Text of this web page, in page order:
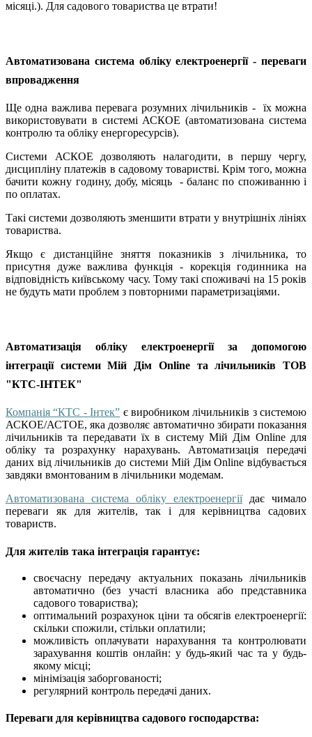
місяці.). Для садового товариства це втрати!
Автоматизована система обліку електроенергії - переваги
впровадження
Ще одна важлива перевага розумних лічильників - їх можна
використовувати в системі АСКОЕ (автоматизована система
контролю та обліку енергоресурсів).
Системи АСКОЕ дозволяють налагодити, в першу чергу,
дисципліну платежів в садовому товаристві. Крім того, можна
бачити кожну годину, добу, місяць - баланс по споживанню і
по оплатах.
Такі системи дозволяють зменшити втрати у внутрішніх лініях
товариства.
Якщо є дистанційне зняття показників з лічильника, то
присутня дуже важлива функція - корекція годинника на
відповідність київському часу. Тому такі споживачі на 15 років
не будуть мати проблем з повторними параметризаціями.
Автоматизація обліку електроенергії за допомогою
інтеграції системи Мій Дім Online та лічильників ТОВ
"КТС-ІНТЕК"
Компанія “КТС - Інтек” є виробником лічильників з системою
АСКОЕ/АСТОЕ, яка дозволяє автоматично збирати показання
лічильників та передавати їх в систему Мій Дім Online для
обліку та розрахунку нарахувань. Автоматизація передачі
даних від лічильників до системи Мій Дім Online відбувається
завдяки вмонтованим в лічильники модемам.
Автоматизована система обліку електроенергіїдає чимало
переваги як для жителів, так і для керівництва садових
товариств.
Для жителів така інтеграція гарантує:
своєчасну передачу актуальних показань лічильників
автоматично (без участі власника або представника
садового товариства);
оптимальний розрахунок ціни та обсягів електроенергії:
скільки спожили, стільки оплатили;
можливість оплачувати нарахування та контролювати
зарахування коштів онлайн: у будь-який час та у будь-
якому місці;
мінімізація заборгованості;
регулярний контроль передачі даних.
Переваги для керівництва садового господарства: